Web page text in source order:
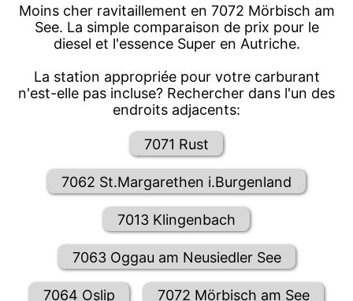
Moins cher ravitaillement en 7072 Mörbisch am
See. La simple comparaison de prix pour le
diesel et l'essence Super en Autriche.
La station appropriée pour votre carburant
n'est-elle pas incluse? Rechercher dans l'un des
endroits adjacents:
7071 Rust
7062 St.Margarethen i.Burgenland
7013 Klingenbach
7063 Oggau am Neusiedler See
7064 Oslip 7072 Mörbisch am See